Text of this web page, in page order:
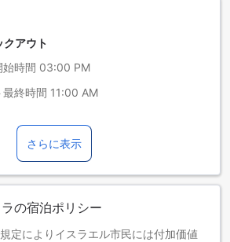
アウト
始時間 03:00 PM
終時間 11:00 AM
さらに表示
の宿泊ポリシー
定によりイスラエル市民には付加価値